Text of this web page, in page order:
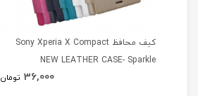
کیف محافظ Sony Xperia X Compact
NEW LEATHER CASE- Sparkle
36,000 تومان